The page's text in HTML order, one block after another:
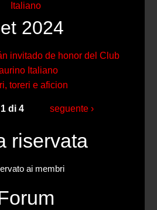
Italiano
2024
invitado de honor del Club
Italiano
toreri e aficion
1 di 4 seguente ›
riservata
ai membri